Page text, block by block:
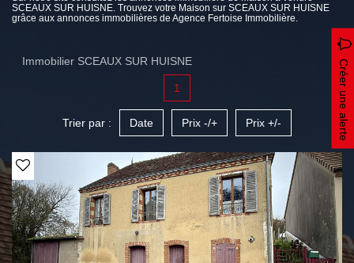
SCEAUX SUR HUISNE. Trouvez votre Maison sur SCEAUX SUR HUISNE
grâce aux annonces immobilières de Agence Fertoise Immobilière.
Immobilier SCEAUX SUR HUISNE Créer une alerte
1
Trier par : Date Prix -/+ Prix +/-